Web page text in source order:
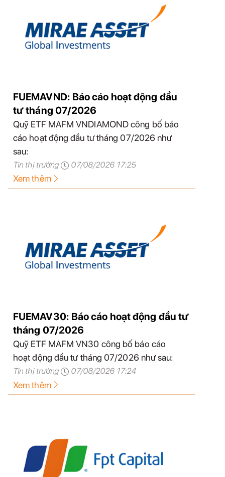
FUEMAVND: Báo cáo hoạt động đầu
tư tháng 07/2026
Quỹ ETF MAFM VNDIAMOND công bố báo
cáo hoạt động đầu tư tháng 07/2026 như
sau:
Tin thị trường 07/08/2026 17:25
Xem thêm
FUEMAV30: Báo cáo hoạt động đầu tư
tháng 07/2026
Quỹ ETF MAFM VN30 công bố báo cáo
hoạt động đầu tư tháng 07/2026 như sau:
Tin thị trường 07/08/2026 17:24
Xem thêm